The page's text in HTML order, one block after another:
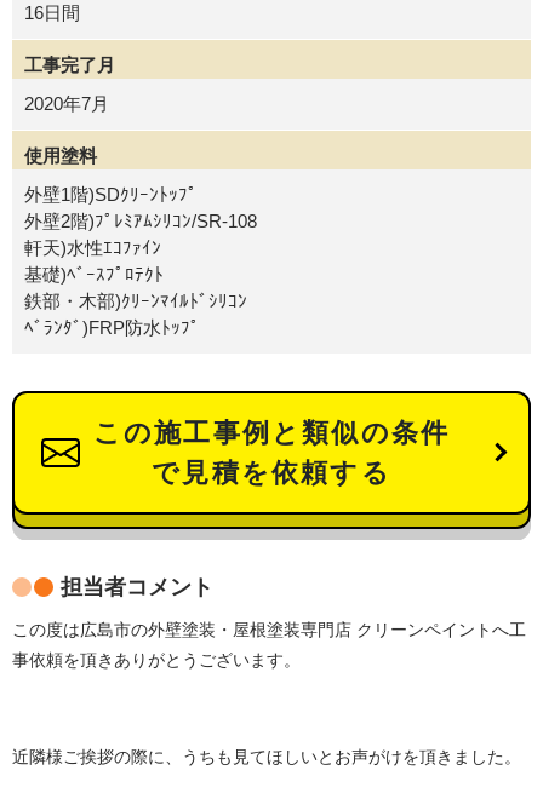
16日間
工事完了月
2020年7月
使用塗料
外壁1階)SDｸﾘｰﾝﾄｯﾌﾟ
外壁2階)ﾌﾟﾚﾐｱﾑｼﾘｺﾝ/SR-108
軒天)水性ｴｺﾌｧｲﾝ
基礎)ﾍﾞｰｽﾌﾟﾛﾃｸﾄ
鉄部・木部)ｸﾘｰﾝﾏｲﾙﾄﾞｼﾘｺﾝ
ﾍﾞﾗﾝﾀﾞ)FRP防水ﾄｯﾌﾟ
この施工事例と類似の条件
で見積を依頼する
担当者コメント
この度は広島市の外壁塗装・屋根塗装専門店 クリーンペイントへ工
事依頼を頂きありがとうございます。
近隣様ご挨拶の際に、うちも見てほしいとお声がけを頂きました。